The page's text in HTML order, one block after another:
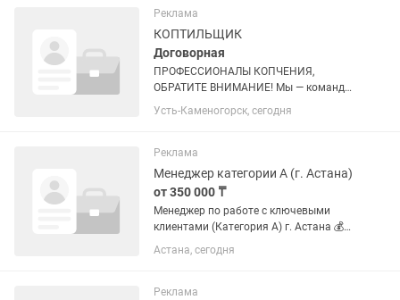
«Дошкольное воспитание и обучение».
...
Реклама
КОПТИЛЬЩИК
Договорная
ПРОФЕССИОНАЛЫ КОПЧЕНИЯ,
ОБРАТИТЕ ВНИМАНИЕ! Мы — команда,
которая ценит мастерство. Ищем
опытного коптильщика для создания
казы). Стабильность, отличные
условия,...
Усть-Каменогорск, сегодня
Реклама
Менеджер категории А (г. Астана)
от 350 000 ₸
Менеджер по работе с ключевыми
клиентами (Категория А) г. Астана 💰
Заработная плата обсуждается
индивидуально по итогам
Retail — производитель колбасных
Астана, сегодня
Реклама